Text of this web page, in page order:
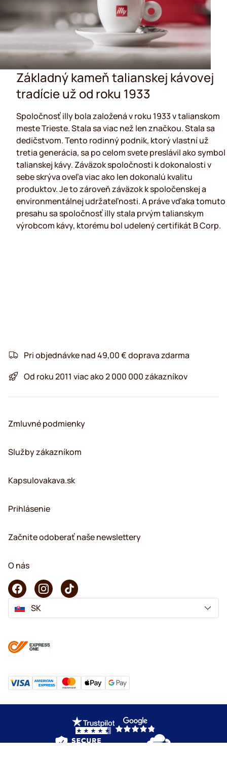
Základný kameň talianskej kávovej
tradície už od roku 1933
Spoločnosť illy bola založená v roku 1933 v talianskom
meste Trieste. Stala sa viac než len značkou. Stala sa
dedičstvom. Tento rodinný podnik, ktorý vlastní už
tretia generácia, sa po celom svete preslávil ako symbol
talianskej kávy. Záväzok spoločnosti k dokonalosti v
sebe skrýva oveľa viac ako len dokonalú kvalitu
produktov. Je to zároveň záväzok k spoločenskej a
environmentálnej udržateľnosti. A práve vďaka tomuto
presahu sa spoločnosť illy stala prvým talianskym
výrobcom kávy, ktorému bol udelený certifikát B Corp.
Pri objednávke nad 49,00 € doprava zdarma
Od roku 2011 viac ako 2 000 000 zákazníkov
Zmluvné podmienky
Služby zákazníkom
Kapsulovakava.sk
Prihlásenie
Začnite odoberať naše newslettery
O nás
SK